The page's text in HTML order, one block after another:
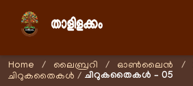
Home / ലൈബ്രറി / ഓണ്‍ലൈന്‍ /
ചിറുകതൈകൾ / ചിറുകതൈകൾ – 05